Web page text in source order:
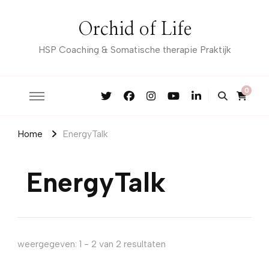
Orchid of Life
HSP Coaching & Somatische therapie Praktijk
0
Home EnergyTalk
EnergyTalk
weergegeven: 1 - 2 van 2 resultaten